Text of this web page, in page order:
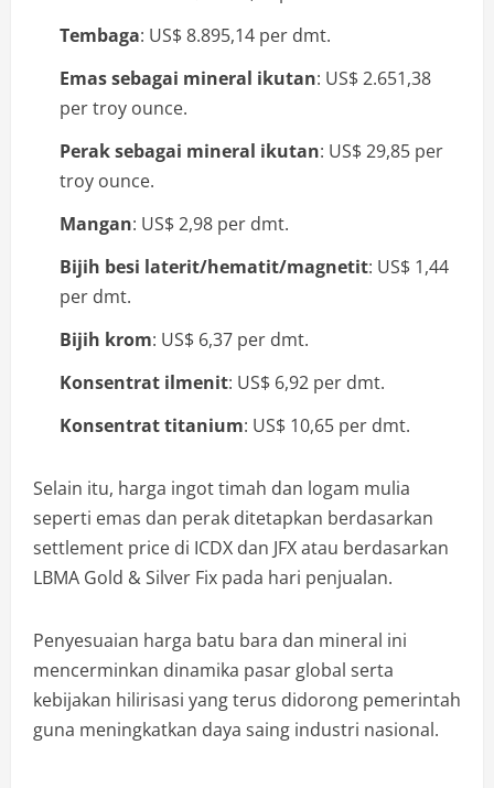
Tembaga: US$ 8.895,14 per dmt.
Emas sebagai mineral ikutan: US$ 2.651,38
per troy ounce.
Perak sebagai mineral ikutan: US$ 29,85 per
troy ounce.
Mangan: US$ 2,98 per dmt.
Bijih besi laterit/hematit/magnetit: US$ 1,44
per dmt.
Bijih krom: US$ 6,37 per dmt.
Konsentrat ilmenit: US$ 6,92 per dmt.
Konsentrat titanium: US$ 10,65 per dmt.
Selain itu, harga ingot timah dan logam mulia
seperti emas dan perak ditetapkan berdasarkan
settlement price di ICDX dan JFX atau berdasarkan
LBMA Gold & Silver Fix pada hari penjualan.
Penyesuaian harga batu bara dan mineral ini
mencerminkan dinamika pasar global serta
kebijakan hilirisasi yang terus didorong pemerintah
guna meningkatkan daya saing industri nasional.